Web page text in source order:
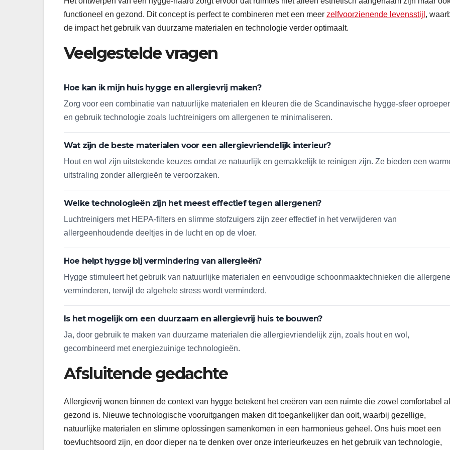
functioneel en gezond. Dit concept is perfect te combineren met een meer zelfvoorzienende levensstijl ,
de impact het gebruik van duurzame materialen en technologie verder optimaalt.
Veelgestelde vragen
Hoe kan ik mijn huis hygge en allergievrij maken?
Zorg voor een combinatie van natuurlijke materialen en kleuren die de Scandinavische hygge-sfeer
en gebruik technologie zoals luchtreinigers om allergenen te minimaliseren.
Wat zijn de beste materialen voor een allergievriendelijk interieur?
Hout en wol zijn uitstekende keuzes omdat ze natuurlijk en gemakkelijk te reinigen zijn. Ze bieden een
uitstraling zonder allergieën te veroorzaken.
Welke technologieën zijn het meest effectief tegen allergenen?
Luchtreinigers met HEPA-filters en slimme stofzuigers zijn zeer effectief in het verwijderen van
allergeenhoudende deeltjes in de lucht en op de vloer.
Hoe helpt hygge bij vermindering van allergieën?
Hygge stimuleert het gebruik van natuurlijke materialen en eenvoudige schoonmaaktechnieken die
verminderen, terwijl de algehele stress wordt verminderd.
Is het mogelijk om een duurzaam en allergievrij huis te bouwen?
Ja, door gebruik te maken van duurzame materialen die allergievriendelijk zijn, zoals hout en wol,
gecombineerd met energiezuinige technologieën.
Afsluitende gedachte
Allergievrij wonen binnen de context van hygge betekent het creëren van een ruimte die zowel comfortabel
gezond is. Nieuwe technologische vooruitgangen maken dit toegankelijker dan ooit, waarbij gezellige,
natuurlijke materialen en slimme oplossingen samenkomen in een harmonieus geheel. Ons huis moet een
toevluchtsoord zijn, en door dieper na te denken over onze interieurkeuzes en het gebruik van technologie,